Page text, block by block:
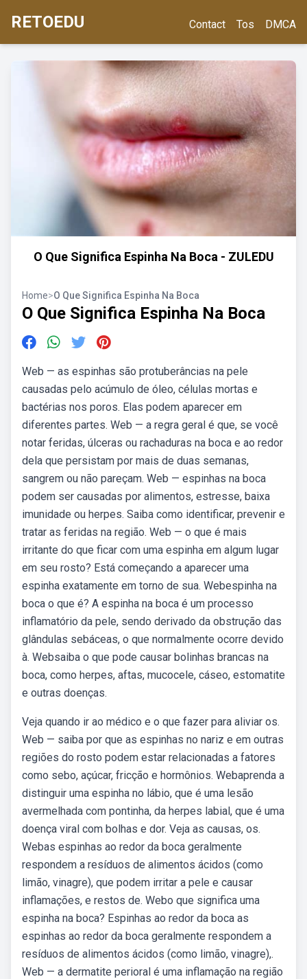
RETOEDU Contact Tos DMCA
O Que Significa Espinha Na Boca - ZULEDU
Home>O Que Significa Espinha Na Boca
O Que Significa Espinha Na Boca
Web — as espinhas são protuberâncias na pele
causadas pelo acúmulo de óleo, células mortas e
bactérias nos poros. Elas podem aparecer em
diferentes partes. Web — a regra geral é que, se você
notar feridas, úlceras ou rachaduras na boca e ao redor
dela que persistam por mais de duas semanas,
sangrem ou não pareçam. Web — espinhas na boca
podem ser causadas por alimentos, estresse, baixa
imunidade ou herpes. Saiba como identificar, prevenir e
tratar as feridas na região. Web — o que é mais
irritante do que ficar com uma espinha em algum lugar
em seu rosto? Está começando a aparecer uma
espinha exatamente em torno de sua. Webespinha na
boca o que é? A espinha na boca é um processo
inflamatório da pele, sendo derivado da obstrução das
glândulas sebáceas, o que normalmente ocorre devido
à. Websaiba o que pode causar bolinhas brancas na
boca, como herpes, aftas, mucocele, cáseo, estomatite
e outras doenças.
Veja quando ir ao médico e o que fazer para aliviar os.
Web — saiba por que as espinhas no nariz e em outras
regiões do rosto podem estar relacionadas a fatores
como sebo, açúcar, fricção e hormônios. Webaprenda a
distinguir uma espinha no lábio, que é uma lesão
avermelhada com pontinha, da herpes labial, que é uma
doença viral com bolhas e dor. Veja as causas, os.
Webas espinhas ao redor da boca geralmente
respondem a resíduos de alimentos ácidos (como
limão, vinagre), que podem irritar a pele e causar
inflamações, e restos de. Webo que significa uma
espinha na boca? Espinhas ao redor da boca as
espinhas ao redor da boca geralmente respondem a
resíduos de alimentos ácidos (como limão, vinagre),.
Web — a dermatite perioral é uma inflamação na região